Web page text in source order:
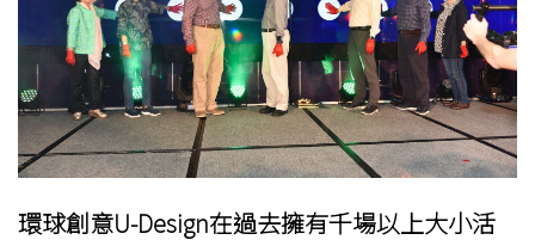
環球創意U-Design在過去擁有千場以上大小活